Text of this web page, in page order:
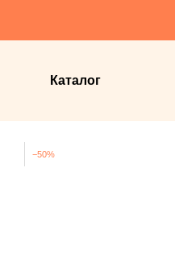
Каталог
−50%